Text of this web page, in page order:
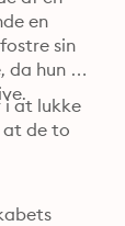
en
sin
da hun
i at lukke
at de to